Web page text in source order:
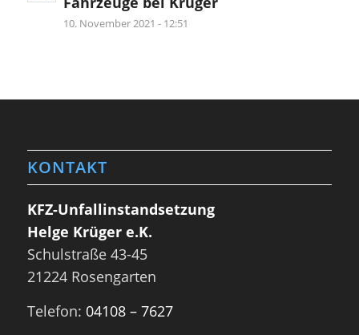
10. November 2021 - 12:51
KONTAKT
KFZ-Unfallinstandsetzung
Helge Krüger e.K.
Schulstraße 43-45
21224 Rosengarten
Telefon: 04108 – 7627